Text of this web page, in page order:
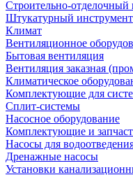
Строительно-отделочный
Штукатурный инструмент
Климат
Вентиляционное
Бытовая вентиляция
Вентиляция заказная
Климатическое
Комплектующие для
Сплит-системы
Насосное оборудование
Комплектующие и
Насосы для
Дренажные насосы
Установки